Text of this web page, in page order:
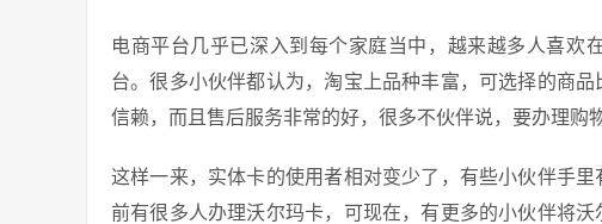
电商平台几乎已深入到每个家庭当中，越来越多人喜欢
台。很多小伙伴都认为，淘宝上品种丰富，可选择的商
信赖，而且售后服务非常的好，很多不伙伴说，要办理购
这样一来，实体卡的使用者相对变少了，有些小伙伴手
前有很多人办理沃尔玛卡，可现在，有更多的小伙伴将